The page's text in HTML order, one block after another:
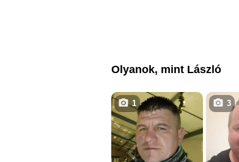
Olyanok, mint László
1 3